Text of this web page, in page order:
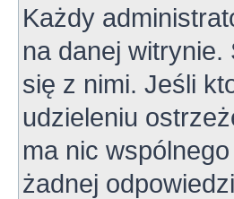
Każdy
na danej
się z nimi. Jeśli
udzieleniu
ma nic
żadnej